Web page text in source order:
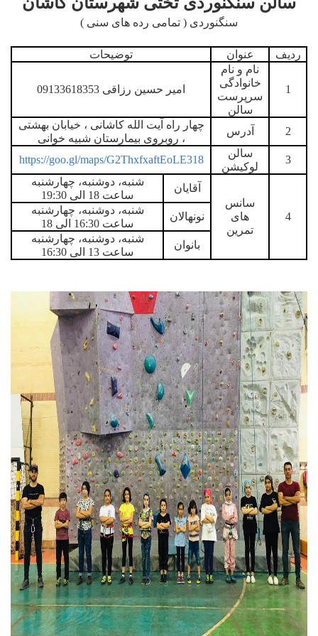
سنگنوردی ( تمامی رده های سنی )
ردیف عنوان توضیحات
1
نام و نام
خانوادگی
سرپرست
سالن
امیر حسین رزاقی 09133618353
2 آدرس
چهار راه آیت الله کاشانی ، خیابان بهشتی
، روبروی بیمارستان شبیه خوانی
3
سالن
لوکیشن
https://goo.gl/maps/G2ThxfxaftEoLE318
4
سانس
های
تمرین
آقایان
شنبه، دوشنبه، چهارشنبه
ساعت 18 الی 19:30
نونهالان
شنبه، دوشنبه، چهارشنبه
ساعت 16:30 الی 18
بانوان
شنبه، دوشنبه، چهارشنبه
ساعت 13 الی 16:30